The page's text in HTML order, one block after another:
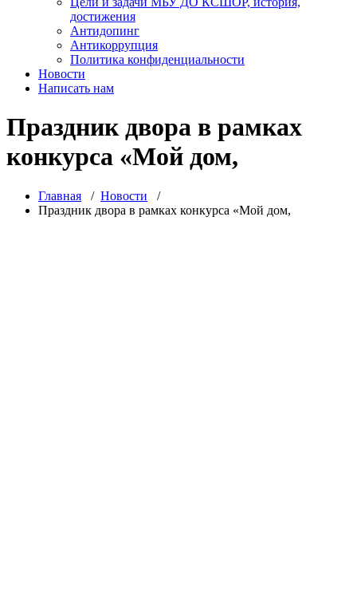
достижения
Антидопинг
Антикоррупция
Политика конфиденциальности
Новости
Написать нам
Праздник двора в рамках
конкурса «Мой дом,
Главная / Новости /
Праздник двора в рамках конкурса «Мой дом,